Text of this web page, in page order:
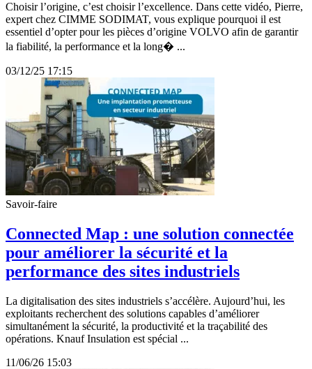
Choisir l’origine, c’est choisir l’excellence. Dans cette vidéo, Pierre,
expert chez CIMME SODIMAT, vous explique pourquoi il est
essentiel d’opter pour les pièces d’origine VOLVO afin de garantir
la fiabilité, la performance et la long� ...
03/12/25 17:15
Savoir-faire
Connected Map : une solution connectée
pour améliorer la sécurité et la
performance des sites industriels
La digitalisation des sites industriels s’accélère. Aujourd’hui, les
exploitants recherchent des solutions capables d’améliorer
simultanément la sécurité, la productivité et la traçabilité des
opérations. Knauf Insulation est spécial ...
11/06/26 15:03